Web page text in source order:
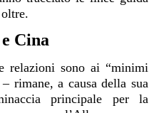
Cina
relazioni sono ai “minimi
rimane, a causa della sua
principale per la